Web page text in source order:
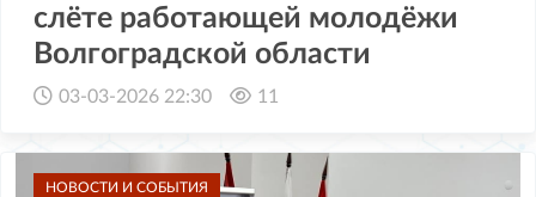
слёте работающей молодёжи
Волгоградской области
03-03-2026 22:30 11
НОВОСТИ И СОБЫТИЯ